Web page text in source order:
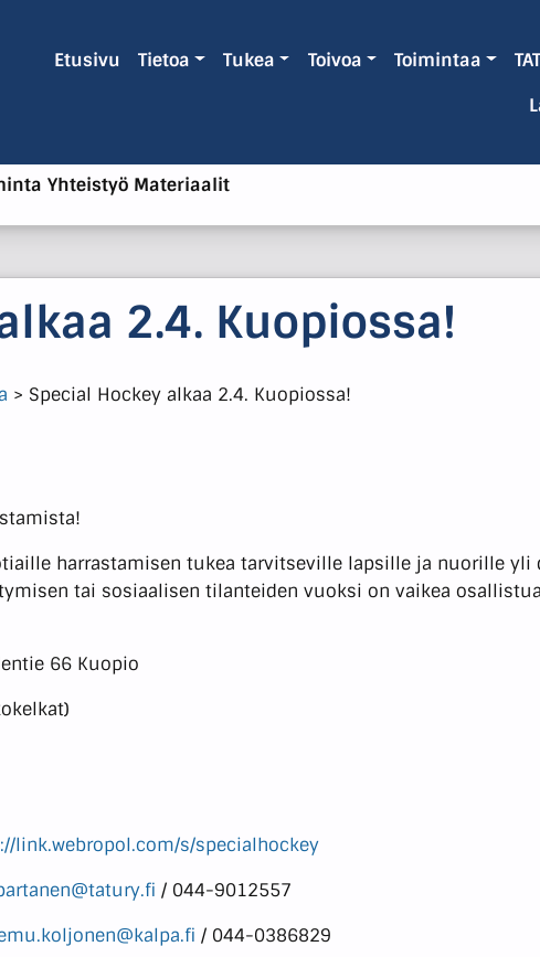
Etusivu Tietoa Tukea Toivoa Toimintaa
Yhteistyö Materiaalit
2.4. Kuopiossa!
> Special Hockey alkaa 2.4. Kuopiossa!
harrastamisen tukea tarvitseville lapsille ja nuorille yli
tai sosiaalisen tilanteiden vuoksi on vaikea
66 Kuopio
link.webropol.com/s/specialhockey
/ 044-9012557
/ 044-0386829